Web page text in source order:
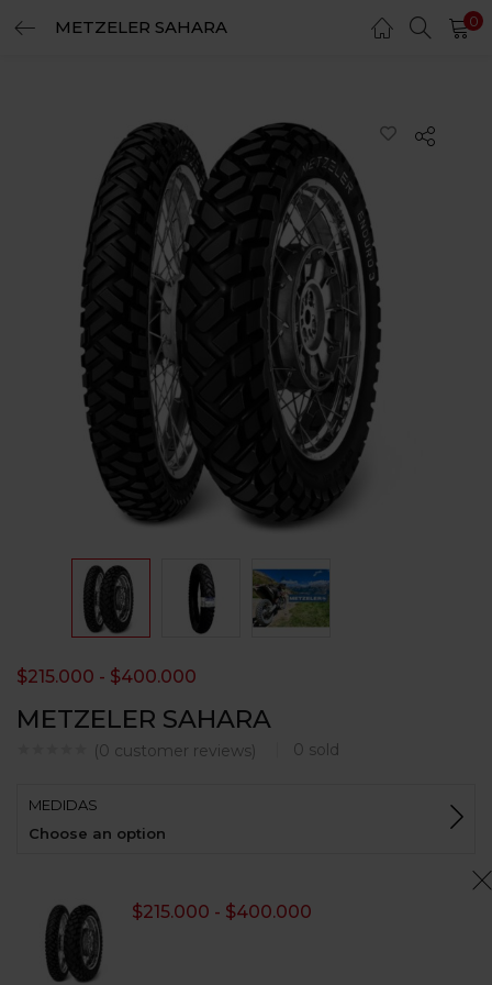
METZELER SAHARA 0
METZELER SAHARA
(0 customer reviews) 0 sold
$215.000 - $400.000
MEDIDAS
Choose an option
$215.000 - $400.000
LOGIN REGISTER
Remember me
Lost password?